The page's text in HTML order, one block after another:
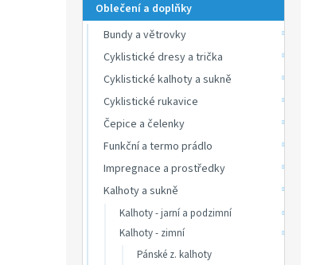
Oblečení a doplňky
Bundy a větrovky
Cyklistické dresy a trička
Cyklistické kalhoty a sukně
Cyklistické rukavice
Čepice a čelenky
Funkční a termo prádlo
Impregnace a prostředky
Kalhoty a sukně
Kalhoty - jarní a podzimní
Kalhoty - zimní
Pánské z. kalhoty